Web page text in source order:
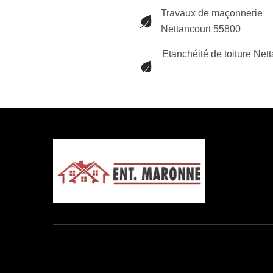
Travaux de maçonnerie
Nettancourt 55800
Etanchéité de toiture